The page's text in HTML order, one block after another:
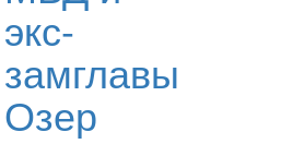
экс-
замглавы
Озер